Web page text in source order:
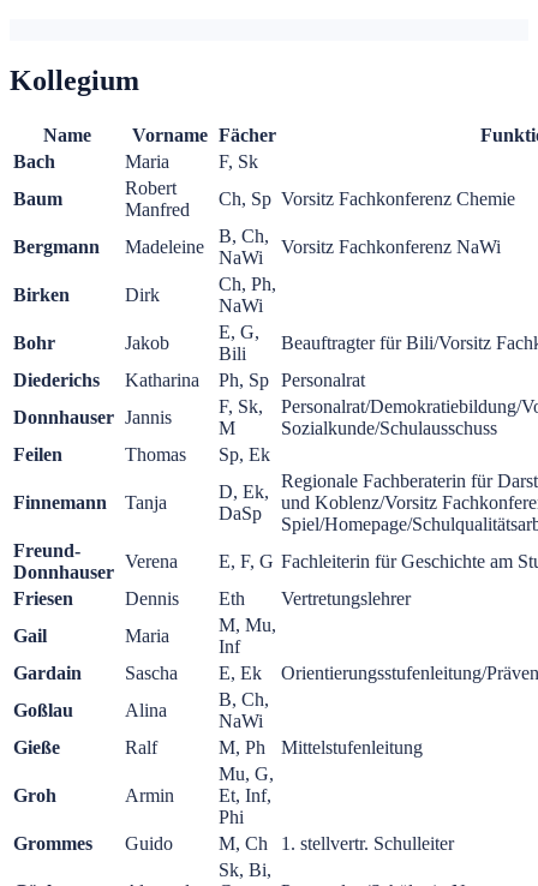
Kollegium
Name Vorname Fächer
Bach
Maria
F, Sk
Baum
Robert
Manfred
Ch, Sp Vorsitz Fachkonferenz Chemie
Bergmann Madeleine
B, Ch,
NaWi
Vorsitz Fachkonferenz NaWi
Birken Dirk
Ch, Ph,
NaWi
Bohr
Jakob
E, G,
Bili
Beauftragter für Bili/Vorsitz
Diederichs
Katharina Ph, Sp Personalrat
Donnhauser Jannis
F, Sk,
M
Personalrat/Demokratiebildung/
Sozialkunde/Schulausschuss
Feilen
Thomas Sp, Ek
Finnemann Tanja
D, Ek,
DaSp
Regionale Fachberaterin für
und Koblenz/Vorsitz
Spiel/Homepage/
Freund-
Donnhauser
Verena E, F, G Fachleiterin für Geschichte am
Friesen
Dennis Eth
Vertretungslehrer
Gail
Maria
M, Mu,
Inf
Gardain
Sascha E, Ek
Orientierungsstufenleitung/
Goßlau
Alina
B, Ch,
NaWi
Gieße
Ralf M, Ph Mittelstufenleitung
Groh Armin
Mu, G,
Et, Inf,
Phi
Grommes
Guido M, Ch 1. stellvertr. Schulleiter
Sk, Bi,